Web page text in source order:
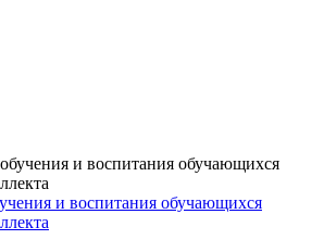
и воспитания обучающихся